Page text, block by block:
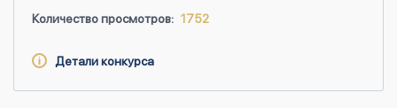
Количество просмотров: 1752
Детали конкурса